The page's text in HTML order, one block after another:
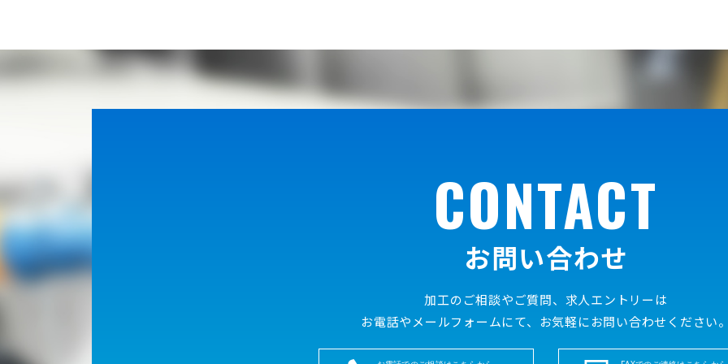
CONTACT
お問い合わせ
加工のご相談やご質問、求人エントリーは
お電話やメールフォームにて、お気軽にお問い合わせください